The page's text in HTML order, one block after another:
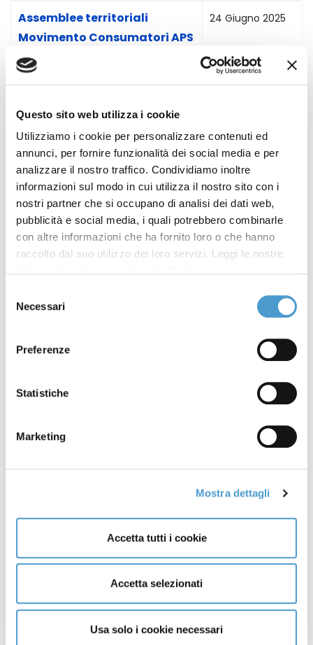
Questo sito web utilizza i cookie
Utilizziamo i cookie per personalizzare contenuti ed
annunci, per fornire funzionalità dei social media e per
analizzare il nostro traffico. Condividiamo inoltre
informazioni sul modo in cui utilizza il nostro sito con i
nostri partner che si occupano di analisi dei dati web,
pubblicità e social media, i quali potrebbero combinarle
con altre informazioni che ha fornito loro o che hanno
raccolto dal suo utilizzo dei loro servizi. Leggi le nostre
delNecessari
Preferenze
Statistiche
Marketing
Mostra dettagli
Accetta tutti i cookie
Accetta selezionati
Usa solo i cookie necessari
Assemblee territoriali
Movimento Consumatori APS
24 Giugno 2025
MC OGGI 01 Ottobre 2021
BILANCI E TRASPARENZA
20 Settembre
2021
RELAZIONI ATTIVITÀ
20 Settembre
LA NOSTRA STORIA
02 Settembre
STATUTO MOVIMENTO
02 Settembre
XII Congresso nazionale MC:
09 Luglio 2021
Informazioni generali e legali 12
Organismi e dirigenti MC
Sportello del Consumatore 7
Azioni rappresentative 26
Sottocategoria AZIONI RAPPRESENTATIVE di